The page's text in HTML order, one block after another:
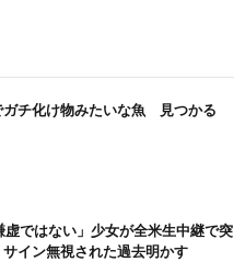
ガチ化け物みたいな魚 見つかる
虚ではない」少女が全米生中継で突
イン無視された過去明かす